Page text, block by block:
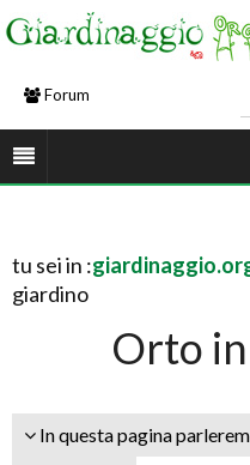
Forum
tu sei in :
giardino
Orto
In questa pagina